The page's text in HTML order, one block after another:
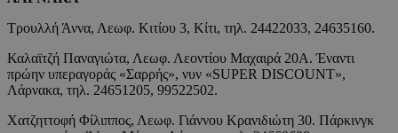
Τρουλλή Άννα, Λεωφ. Κιτίου 3, Κίτι, τηλ. 24422033, 24635160.
Καλαϊτζή Παναγιώτα, Λεωφ. Λεοντίου Μαχαιρά 20Α. Έναντι
πρώην υπεραγοράς «Σαρρής», νυν «SUPER DISCOUNT»,
Λάρνακα, τηλ. 24651205, 99522502.
Χατζηττοφή Φίλιππος, Λεωφ. Γιάννου Κρανιδιώτη 30. Πάρκινγκ